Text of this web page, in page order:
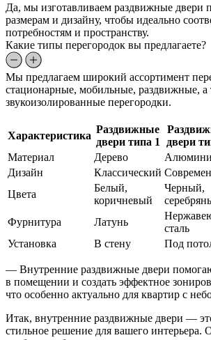
Да, мы изготавливаем раздвижные двери
размерам и дизайну, чтобы идеально
потребностям и пространству.
Какие типы перегородок вы предлагаете?
Мы предлагаем широкий ассортимент
стационарные, мобильные, раздвижные, а
звукоизолированные перегородки.
Характеристика
Раздвижные
двери типа 1
двери
Материал
Дерево
Дизайн
Классический
Цвета
Белый,
коричневый
Черный,
Фурнитура
Латунь
сталь
Установка
В стену Под
— Внутренние раздвижные двери
в помещении и создать эффектное
что особенно актуально для квартир с
Итак, внутренние раздвижные двери —
стильное решение для вашего интерьера.